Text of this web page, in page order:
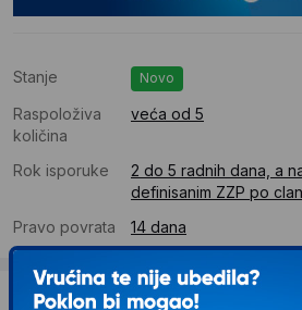
Stanje Novo
Raspoloživa
količina
veća od 5
Rok isporuke
2 do 5 radnih dana, a
definisanim ZZP po
Pravo povrata
14 dana
Dostava